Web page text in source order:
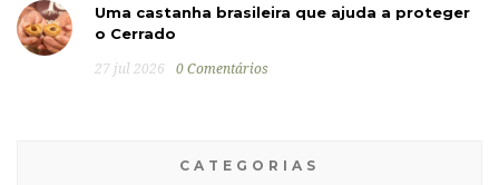
Uma castanha brasileira que ajuda a proteger
o Cerrado
27 jul 2026 0 Comentários
CATEGORIAS